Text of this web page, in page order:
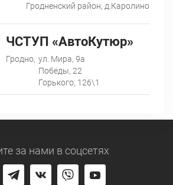
Гродненский район, д.Каролино
ЧСТУП «АвтоКутюр»
Гродно, ул. Мира, 9а
Победы, 22
Горького, 126\1
за нами в соцсетях